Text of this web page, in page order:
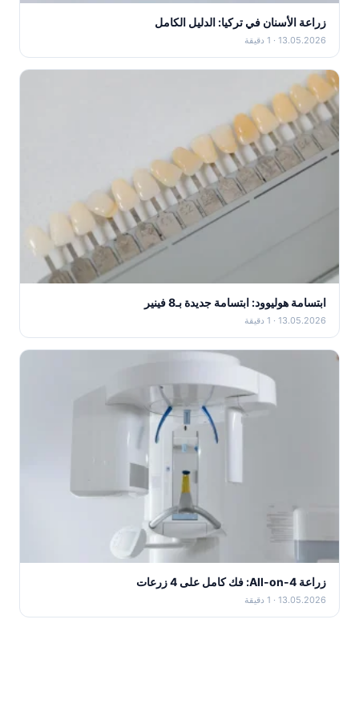
زراعة الأسنان في تركيا: الدليل الكامل
13.05.2026 · 1 دقيقة
ابتسامة هوليوود: ابتسامة جديدة بـ8 فينير
13.05.2026 · 1 دقيقة
زراعة All-on-4: فك كامل على 4 زرعات
13.05.2026 · 1 دقيقة